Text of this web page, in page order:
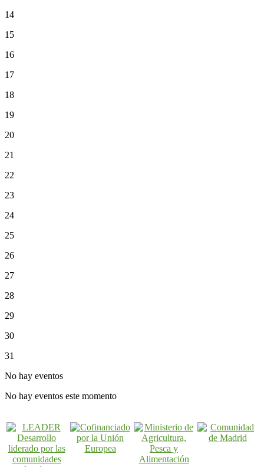
14
15
16
17
18
19
20
21
22
23
24
25
26
27
28
29
30
31
No hay eventos
No hay eventos este momento